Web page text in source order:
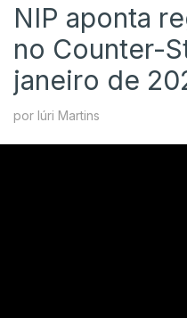
NIP aponta
no Counter-
janeiro de
por Iúri Martins